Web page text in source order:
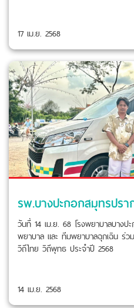
17 เม.ย. 2568
วันที่ 14 เม.ย. 68 โรงพยาบาลบาง
พยาบาล และ ทีมพยาบาลฉุกเฉิน ร่
วิถีไทย วิถีพุทธ ประจำปี 2568
14 เม.ย. 2568